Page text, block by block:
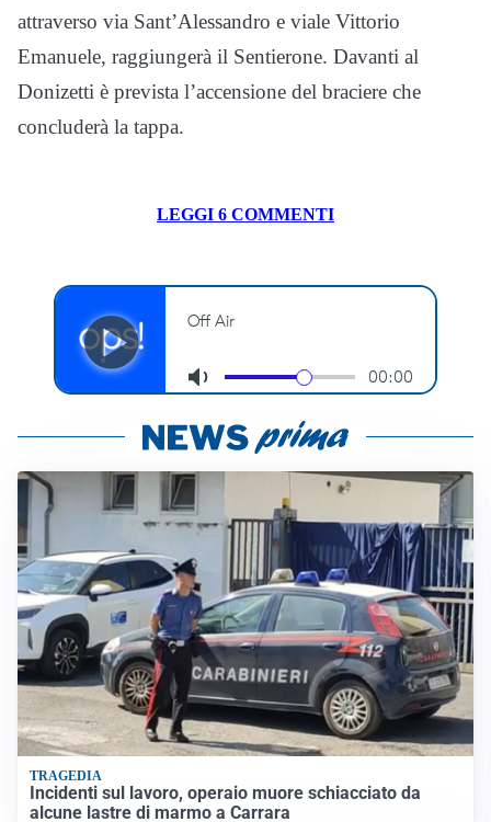
attraverso via Sant’Alessandro e viale Vittorio
Emanuele, raggiungerà il Sentierone. Davanti al
Donizetti è prevista l’accensione del braciere che
concluderà la tappa.
LEGGI 6 COMMENTI
TRAGEDIA
Incidenti sul lavoro, operaio muore schiacciato da
alcune lastre di marmo a Carrara